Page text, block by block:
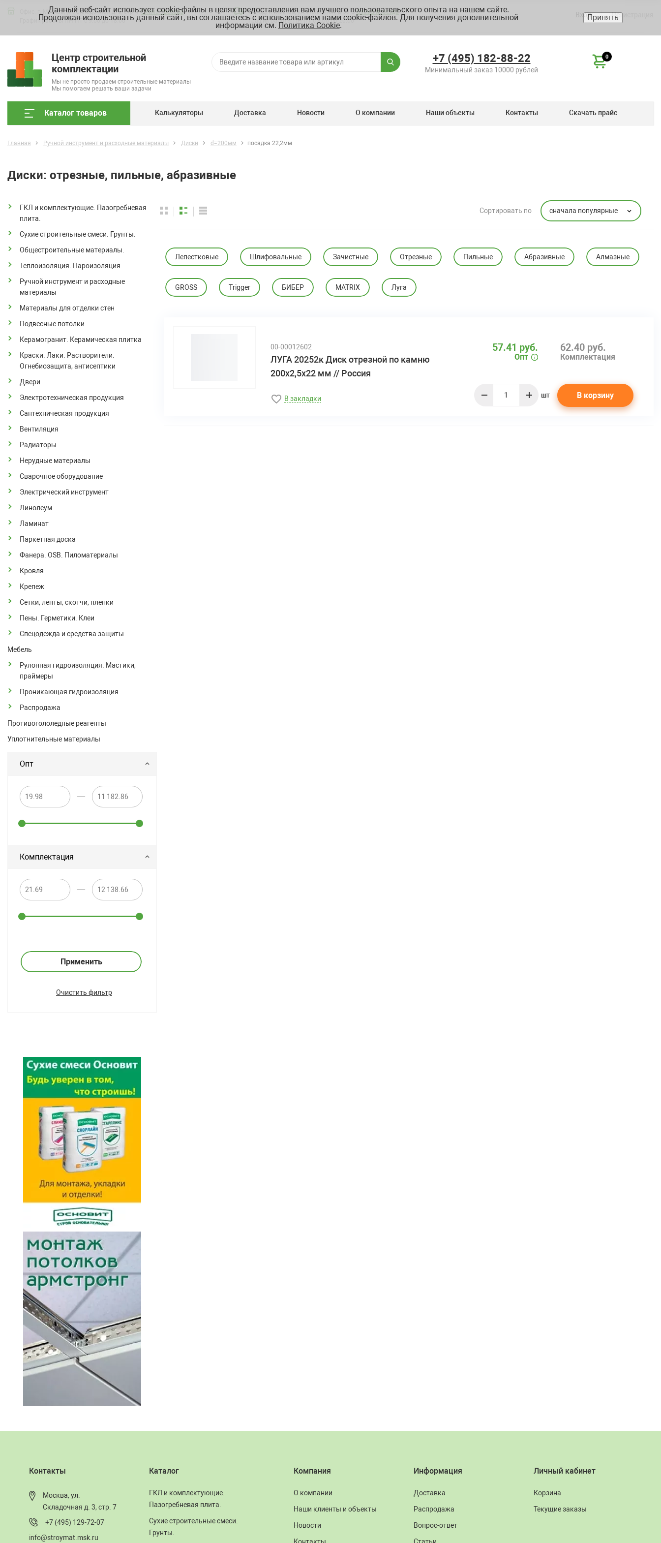
Вход Регистрация
Офис: г. Москва, ул. Складочная д. 3, стр. 7Схема проезда
График работы ПН-ПТ с 9.00 до 18.00
Склад: г. Москва, ул. Полярная, д.39 БСхема проезда
График работы ПН-ПТ с 8.00 до 20.00
Центр строительной
комплектации
Мы не просто продаем строительные материалы
Мы помогаем решать ваши задачи
+7 (495) 182-88-22
Минимальный заказ 10000 рублей
0
Каталог товаров Калькуляторы Доставка Новости О компании Наши объекты Контакты Скачать прайс
Главная Ручной инструмент и расходные материалы Диски d=200мм посадка 22,2мм
Диски: отрезные, пильные, абразивные
Сортировать по сначала популярные
ГКЛ и комплектующие. Пазогребневая
плита.
Сухие строительные смеси. Грунты.
Общестроительные материалы.
Теплоизоляция. Пароизоляция
Ручной инструмент и расходные
материалы
Материалы для отделки стен
Подвесные потолки
Керамогранит. Керамическая плитка
Краски. Лаки. Растворители.
Огнебиозащита, антисептики
Двери
Электротехническая продукция
Сантехническая продукция
Вентиляция
Радиаторы
Нерудные материалы
Сварочное оборудование
Электрический инструмент
Линолеум
Ламинат
Паркетная доска
Фанера. OSB. Пиломатериалы
Кровля
Крепеж
Сетки, ленты, скотчи, пленки
Пены. Герметики. Клеи
Спецодежда и средства защиты
Мебель
Рулонная гидроизоляция. Мастики,
праймеры
Проникающая гидроизоляция
Распродажа
Противогололедные реагенты
Уплотнительные материалы
Опт
—
Комплектация
—
Применить
Очистить фильтр
Лепестковые Шлифовальные Зачистные Отрезные Пильные Абразивные Алмазные
GROSS Trigger БИБЕР MATRIX Луга
00-00012602
ЛУГА 20252к Диск отрезной по камню
200х2,5х22 мм // Россия
В закладки
62.40 руб.
Комплектация
57.41 руб.
Опт
шт В корзину
Контакты
Москва, ул.
Складочная д. 3, стр. 7
+7 (495) 129-72-07
info@stroymat.msk.ru
Каталог
ГКЛ и комплектующие.
Пазогребневая плита.
Сухие строительные смеси.
Грунты.
Компания
О компании
Наши клиенты и объекты
Новости
Контакты
Информация
Доставка
Распродажа
Вопрос-ответ
Статьи
Личный кабинет
Корзина
Текущие заказы
Данный веб-сайт использует cookie-файлы в целях предоставления вам лучшего пользовательского опыта на нашем сайте.
Продолжая использовать данный сайт, вы соглашаетесь с использованием нами cookie-файлов. Для получения дополнительной
информации см. Политика Cookie.
Принять